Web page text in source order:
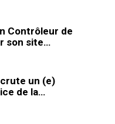
Contrôleur de
son site…
un (e)
de la…